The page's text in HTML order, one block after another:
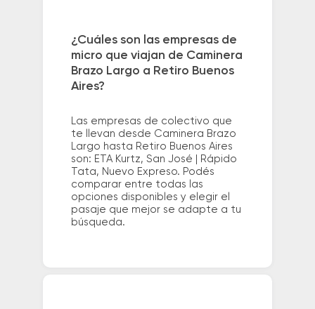
¿Cuáles son las empresas de
micro que viajan de Caminera
Brazo Largo a Retiro Buenos
Aires?
Las empresas de colectivo que
te llevan desde Caminera Brazo
Largo hasta Retiro Buenos Aires
son: ETA Kurtz, San José | Rápido
Tata, Nuevo Expreso. Podés
comparar entre todas las
opciones disponibles y elegir el
pasaje que mejor se adapte a tu
búsqueda.